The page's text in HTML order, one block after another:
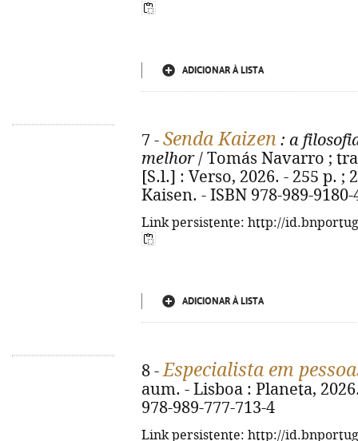
ADICIONAR À LISTA
7 - Senda Kaizen : a
melhor/ Tomás Navarro ;
[S.l.] : Verso, 2026. - 255 p.
Kaisen. - ISBN 978-989-9180-
Link persistente: http://
ADICIONAR À LISTA
8 -Especialista em
aum. - Lisboa : Planeta,
978-989-777-713-4
Link persistente: http://